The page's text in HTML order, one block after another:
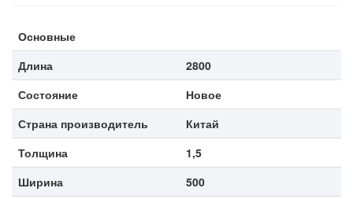
Основные
Длина
2800
Состояние
Новое
Страна производитель
Китай
Толщина
1,5
Ширина
500